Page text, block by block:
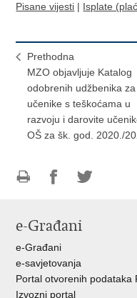
Pisane vijesti | Isplate
Prethodna
MZO objavljuje Katalog
odobrenih udžbenika za
učenike s teškoćama u
razvoju i darovite
OŠ za šk. god. 2020./
FacebookuTwitteru
e-Građani
e-Građani
e-savjetovanja
Portal otvorenih podataka
Izvozni portal